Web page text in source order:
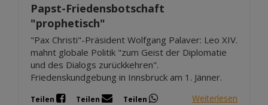
Papst-Friedensbotschaft
"prophetisch"
"Pax Christi"-Präsident Wolfgang Palaver: Leo XIV.
mahnt globale Politik "zum Geist der Diplomatie
und des Dialogs zurückkehren".
Friedenskundgebung in Innsbruck am 1. Jänner.
Teilen Teilen Teilen Weiterlesen